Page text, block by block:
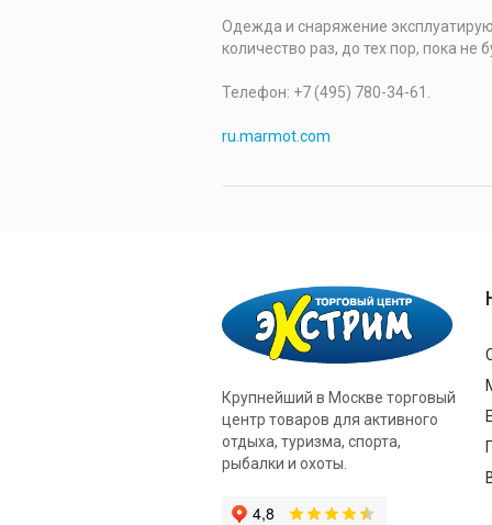
Одежда и снаряжение
количество раз, до тех пор, пока
Телефон: +7 (495) 780-34-61.
ru.marmot.com
Крупнейший в Москве торговый
центр товаров для активного
отдыха, туризма, спорта,
рыбалки и охоты.